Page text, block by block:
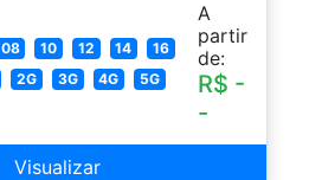
08 10 12 14
16
2G 3G 4G
5G
A
partir
de:
R$ -
-
Visualizar